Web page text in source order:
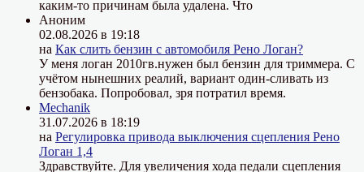
каким-то причинам была удалена. Что
Аноним
02.08.2026 в 19:18
на Как слить бензин с автомобиля Рено Логан?
У меня логан 2010гв.нужен был бензин для триммера. С
учётом нынешних реалий, вариант один-сливать из
бензобака. Попробовал, зря потратил время.
Mechanik
31.07.2026 в 18:19
на Регулировка привода выключения сцепления Рено
Логан 1,4
Здравствуйте. Для увеличения хода педали сцепления